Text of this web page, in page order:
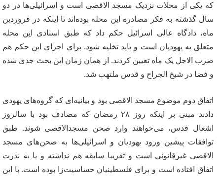
که یکی از محلات نزدیک مسجد الاقصی است و اسرائیلی‌ها در دو
سال گذشته به فکر مصادره این محله بوده‌اند تا اینکه در فروردین
ماه، دادگاه عالی اسرائیل حکم داد که طبق اسنادی این محله
متعلق به یهودیان است و باید تخلیه شود. برای اجرای این حکم هم
ضرب الاجل یک ماه تعیین کردند. از همان زمان این بحث جدی شده
و فضا در شیخ الجراح و قدس ملتهب شد.
اتفاق دوم موضوع مسجد الاقصی بود و بیانیه‌ای که گروه‌های یهودی
دادند مبنی بر اینکه روز ۲۸ رمضان که مصادف بود با سالروز
اشغال قدس، می‌خواهند وارد صحن مسجدالاقصی شوند. طبق
توافقات پیشین ورود یهودیان و اسرائیلی‌ها به صحن‌های مسجد
الاقصی غیرقانونی است و تقریبا سابقه هم نداشته و یا به ندرت
اتفاق افتاده است و برای فلسطینیان حساسیت‌زا بوده است. با این